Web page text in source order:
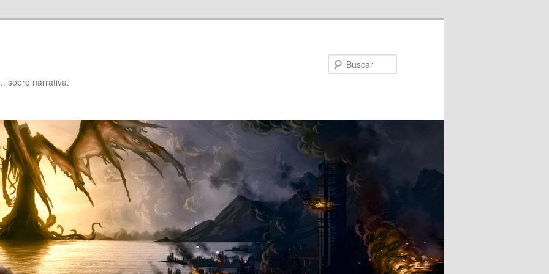
sobre narrativa.